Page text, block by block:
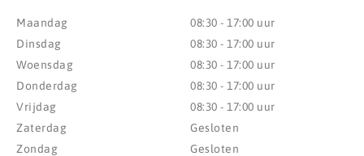
Maandag
Dinsdag
Woensdag
Donderdag
Vrijdag
Zaterdag
Zondag
08:30 - 17:00 uur
08:30 - 17:00 uur
08:30 - 17:00 uur
08:30 - 17:00 uur
08:30 - 17:00 uur
Gesloten
Gesloten